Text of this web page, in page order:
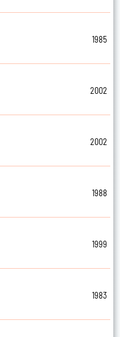
1985
2002
2002
1988
1999
1983